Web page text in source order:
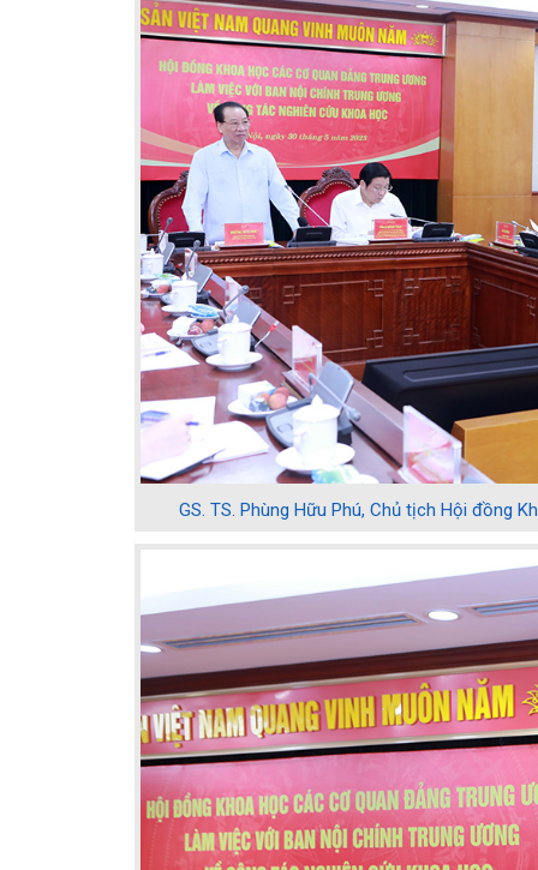
GS. TS. Phùng Hữu Phú, Chủ tịch Hội đồng